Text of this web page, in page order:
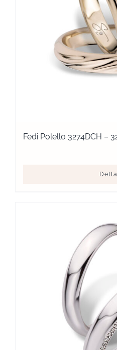
Fedi Polello 3274DCH –